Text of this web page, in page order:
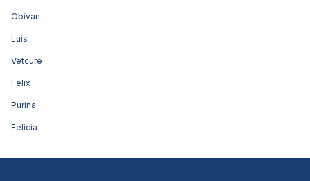
Obivan
Luis
Vetcure
Felix
Purina
Felicia